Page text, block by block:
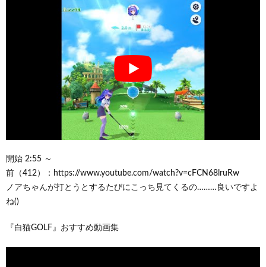
開始 2:55 ～
前（412）：https://www.youtube.com/watch?v=cFCN68lruRw
ノアちゃんが打とうとするたびにこっち見てくるの………良いですよ
ね()
『白猫GOLF』おすすめ動画集